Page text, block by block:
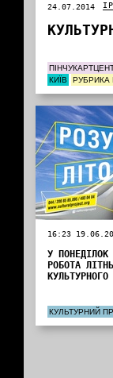
24.07.2014
КИЇВ
РУБРИКА
16:23
У ПОНЕДІЛОК
РОБОТА
КУЛЬТУРНИЙ